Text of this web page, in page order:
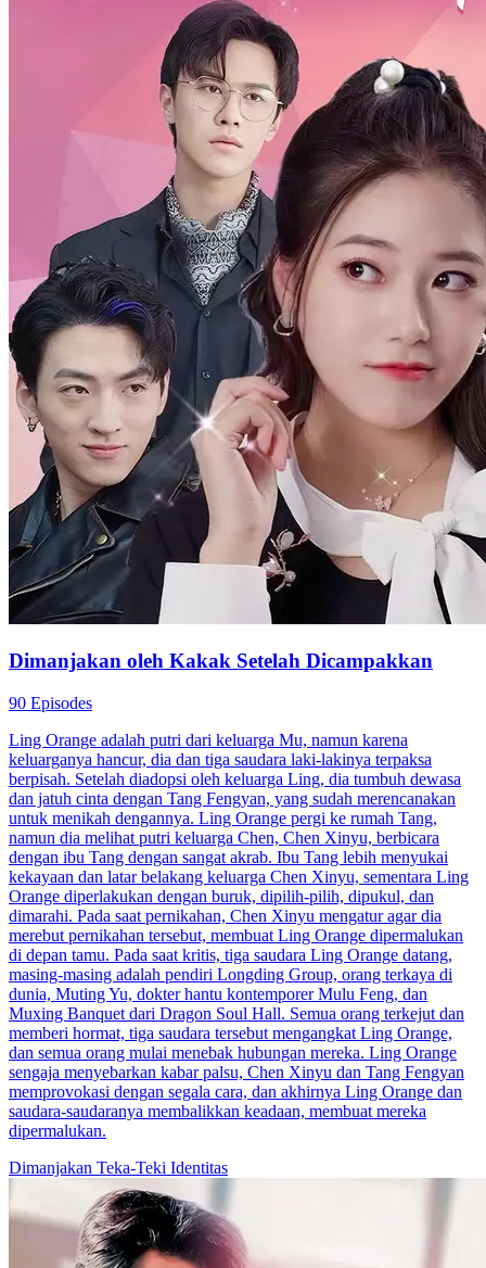
Dimanjakan oleh Kakak Setelah Dicampakkan
90 Episodes
Ling Orange adalah putri dari keluarga Mu, namun karena
keluarganya hancur, dia dan tiga saudara laki-lakinya terpaksa
berpisah. Setelah diadopsi oleh keluarga Ling, dia tumbuh dewasa
dan jatuh cinta dengan Tang Fengyan, yang sudah merencanakan
untuk menikah dengannya. Ling Orange pergi ke rumah Tang,
namun dia melihat putri keluarga Chen, Chen Xinyu, berbicara
dengan ibu Tang dengan sangat akrab. Ibu Tang lebih menyukai
kekayaan dan latar belakang keluarga Chen Xinyu, sementara Ling
Orange diperlakukan dengan buruk, dipilih-pilih, dipukul, dan
dimarahi. Pada saat pernikahan, Chen Xinyu mengatur agar dia
merebut pernikahan tersebut, membuat Ling Orange dipermalukan
di depan tamu. Pada saat kritis, tiga saudara Ling Orange datang,
masing-masing adalah pendiri Longding Group, orang terkaya di
dunia, Muting Yu, dokter hantu kontemporer Mulu Feng, dan
Muxing Banquet dari Dragon Soul Hall. Semua orang terkejut dan
memberi hormat, tiga saudara tersebut mengangkat Ling Orange,
dan semua orang mulai menebak hubungan mereka. Ling Orange
sengaja menyebarkan kabar palsu, Chen Xinyu dan Tang Fengyan
memprovokasi dengan segala cara, dan akhirnya Ling Orange dan
saudara-saudaranya membalikkan keadaan, membuat mereka
dipermalukan.
Dimanjakan Teka-Teki Identitas